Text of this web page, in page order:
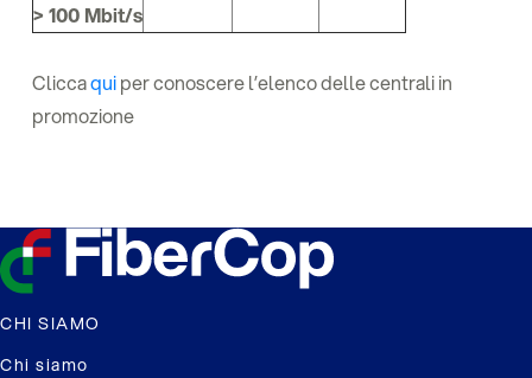
> 100 Mbit/s
Cliccaquiper conoscere l’elenco delle centrali in
promozione
CHI SIAMO
Chi siamo